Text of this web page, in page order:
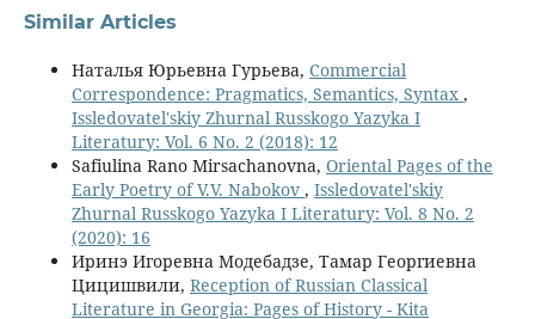
Similar Articles
Наталья Юрьевна Гурьева, Commercial
Correspondence: Pragmatics, Semantics, Syntax ,
Issledovatel'skiy Zhurnal Russkogo Yazyka I
Literatury: Vol. 6 No. 2 (2018): 12
Safiulina Rano Mirsachanovna, Oriental Pages of the
Early Poetry of V.V. Nabokov , Issledovatel'skiy
Zhurnal Russkogo Yazyka I Literatury: Vol. 8 No. 2
(2020): 16
Иринэ Игоревна Модебадзе, Тамар Георгиевна
Цицишвили, Reception of Russian Classical
Literature in Georgia: Pages of History - Kita